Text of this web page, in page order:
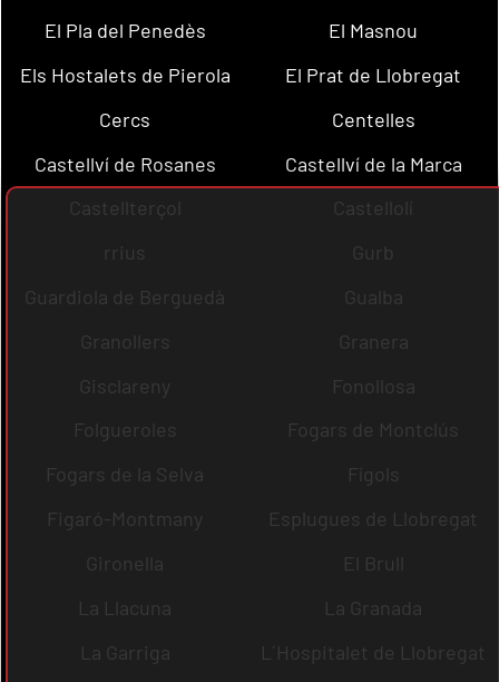
El Pla del Penedès
El Masnou
Els Hostalets de Pierola
El Prat de Llobregat
Cercs
Centelles
Castellví de Rosanes
Castellví de la Marca
Castellterçol
Castellolí
rrius
Gurb
Guardiola de Berguedà
Gualba
Granollers
Granera
Gisclareny
Fonollosa
Folgueroles
Fogars de Montclús
Fogars de la Selva
Fígols
Figaró-Montmany
Esplugues de Llobregat
Gironella
El Brull
La Llacuna
La Granada
La Garriga
L´Hospitalet de Llobregat